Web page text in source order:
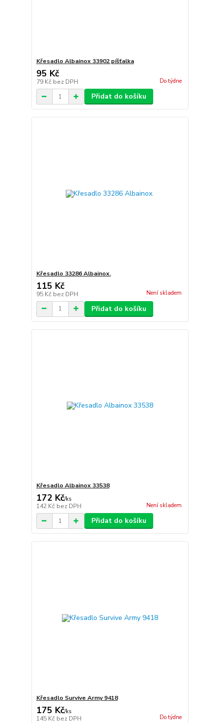
Křesadlo Albainox 33902 píšťalka
95 Kč
79 Kč bez DPH Do týdne
Přidat do košíku
Křesadlo 33286 Albainox.
115 Kč
95 Kč bez DPH Není skladem
Přidat do košíku
Křesadlo Albainox 33538
172 Kč/ks
142 Kč bez DPH Není skladem
Přidat do košíku
Křesadlo Survive Army 9418
175 Kč/ks
145 Kč bez DPH Do týdne